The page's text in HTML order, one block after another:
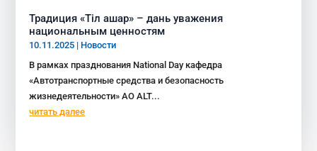
Традиция «Тіл ашар» – дань уважения
национальным ценностям
10.11.2025 | Новости
В рамках празднования National Day кафедра
«Автотранспортные средства и безопасность
жизнедеятельности» АО ALT...
читать далее